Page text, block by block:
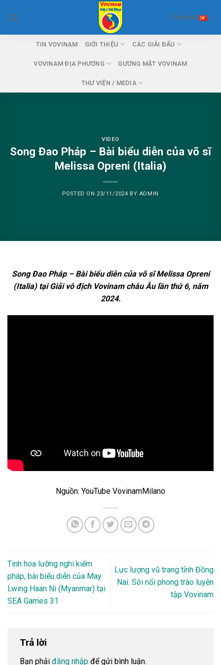
Tiếng Việt
TIN VOVINAM GIỚI THIỆU CÁC GIẢI ĐẤU
VOVINAM ĐỊA PHƯƠNG GƯƠNG MẶT VOVINAM
THƯ VIỆN / MEDIA
VIDEO
Song Đao Pháp – Bài biểu diễn của võ sĩ
Melissa Opreni (Italia)
POSTED ON 23/11/2024 BY ADMIN
Song Đao Pháp – Bài biểu diễn của võ sĩ Melissa Opreni
(Italia) tại Giải vô địch Vovinam châu Âu lần thứ 6, năm
2024.
Nguồn: YouTube VovinamMilano
Tinh hoa lưỡng nghi kiếm
pháp, bài biểu diễn của May
Lwing Haan Ni (Myanmar) tại
SEA Games 31
Lực lượng vũ trang tỉnh Đồng
Nai: Sôi nổi phong trào luyện
tập Vovinam
Trả lời
Bạn phải đăng nhập để gửi bình luận.